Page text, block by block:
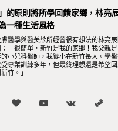
的原則將所學回饋家鄉，林亮
一種生活風格
醫學與醫美診所經營很有想法的林亮
「很簡單，新竹是我的家鄉！我父親
小兒科醫師，我從小在新竹長大。學
專業訓練多年，但最終理想還是希望
竹。」
B
l
Y
o
V
K
S
t